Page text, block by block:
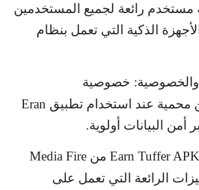
مستخدم رائعة لجميع المستخدمين
الذكية التي تعمل بنظام
والخصوصية: خصوصية
محمية عند استخدام تطبيق Eran
أمن البيانات أولوية.
Earn Tuffer APK من Media Fire
الرائعة التي تعمل على